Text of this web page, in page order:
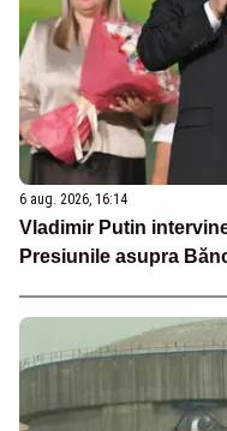
6 aug. 2026, 16:14
Vladimir Putin
Presiunile asupra